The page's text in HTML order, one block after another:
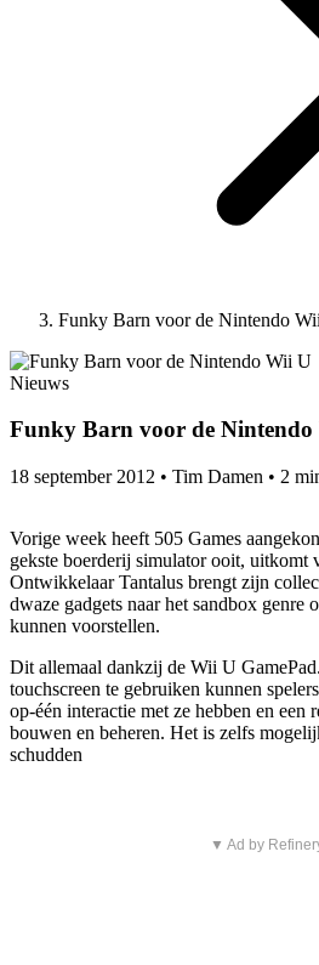
Funky Barn voor de Nintendo
Nieuws
Funky Barn voor de
18 september 2012 • Tim Damen • 2
Vorige week heeft 505 Games
gekste boerderij simulator ooit, uitkomt
Ontwikkelaar Tantalus brengt zijn
dwaze gadgets naar het sandbox genre
kunnen voorstellen.
Dit allemaal dankzij de Wii U
touchscreen te gebruiken kunnen
op-één interactie met ze hebben en een
bouwen en beheren. Het is zelfs
schudden
▼ Ad by